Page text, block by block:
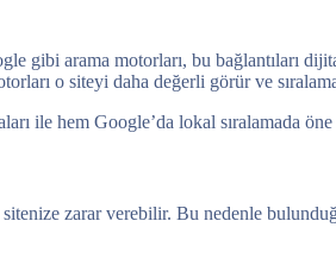
gibi arama motorları, bu bağlantıları
o siteyi daha değerli görür ve
ile hem Google’da lokal sıralamada
zarar verebilir. Bu nedenle